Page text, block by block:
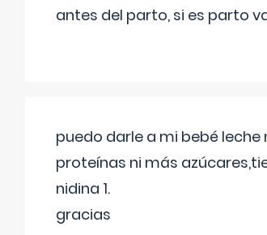
antes del parto, si es parto
puedo darle a mi bebé leche
proteínas ni más
nidina 1.
gracias